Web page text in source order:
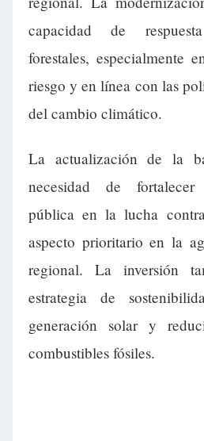
capacidad de
forestales, especialmente
riesgo y en línea con las
del cambio climático.
La actualización de la
necesidad de
pública en la lucha
aspecto prioritario en la
regional. La inversión
estrategia de
generación solar y
combustibles fósiles.